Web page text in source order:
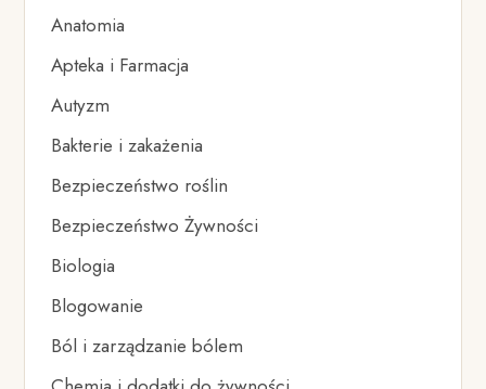
Anatomia
Apteka i Farmacja
Autyzm
Bakterie i zakażenia
Bezpieczeństwo roślin
Bezpieczeństwo Żywności
Biologia
Blogowanie
Ból i zarządzanie bólem